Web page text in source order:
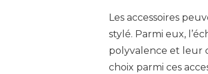
Les accessoires
stylé. Parmi eux,
polyvalence et leur
choix parmi ces